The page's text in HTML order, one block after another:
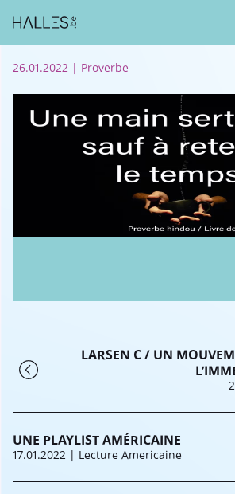
26.01.2022 | Proverbe
LARSEN C / UN
UNE PLAYLIST AMÉRICAINE
17.01.2022 | Lecture Americaine